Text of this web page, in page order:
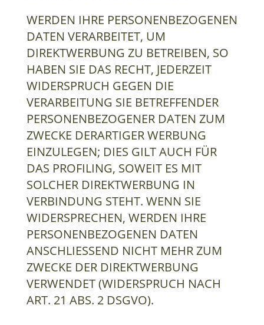
WERDEN IHRE PERSONENBEZOGENEN
DATEN VERARBEITET, UM
DIREKTWERBUNG ZU BETREIBEN, SO
HABEN SIE DAS RECHT, JEDERZEIT
WIDERSPRUCH GEGEN DIE
VERARBEITUNG SIE BETREFFENDER
PERSONENBEZOGENER DATEN ZUM
ZWECKE DERARTIGER WERBUNG
EINZULEGEN; DIES GILT AUCH FÜR
DAS PROFILING, SOWEIT ES MIT
SOLCHER DIREKTWERBUNG IN
VERBINDUNG STEHT. WENN SIE
WIDERSPRECHEN, WERDEN IHRE
PERSONENBEZOGENEN DATEN
ANSCHLIESSEND NICHT MEHR ZUM
ZWECKE DER DIREKTWERBUNG
VERWENDET (WIDERSPRUCH NACH
ART. 21 ABS. 2 DSGVO).